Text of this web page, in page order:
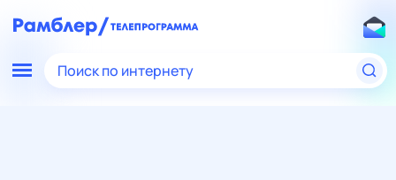
Поиск по интернету